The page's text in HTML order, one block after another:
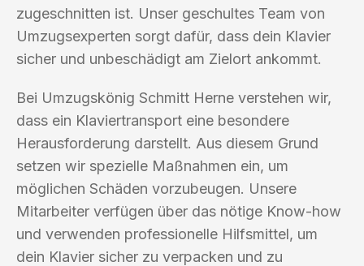
zugeschnitten ist. Unser geschultes Team von
Umzugsexperten sorgt dafür, dass dein Klavier
sicher und unbeschädigt am Zielort ankommt.
Bei Umzugskönig Schmitt Herne verstehen wir,
dass ein Klaviertransport eine besondere
Herausforderung darstellt. Aus diesem Grund
setzen wir spezielle Maßnahmen ein, um
möglichen Schäden vorzubeugen. Unsere
Mitarbeiter verfügen über das nötige Know-how
und verwenden professionelle Hilfsmittel, um
dein Klavier sicher zu verpacken und zu